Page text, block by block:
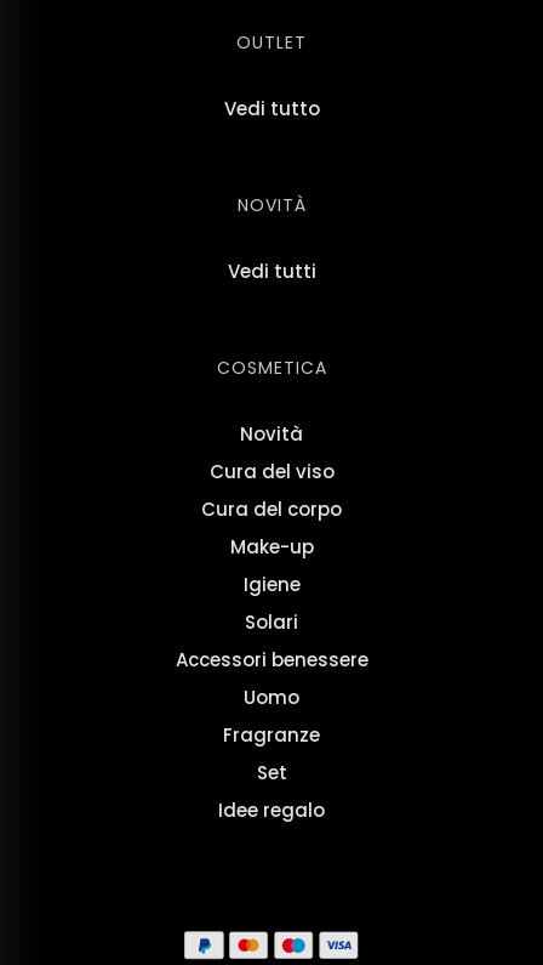
OUTLET
Vedi tutto
NOVITÀ
Vedi tutti
COSMETICA
Novità
Cura del viso
Cura del corpo
Make-up
Igiene
Solari
Accessori benessere
Uomo
Fragranze
Set
Idee regalo